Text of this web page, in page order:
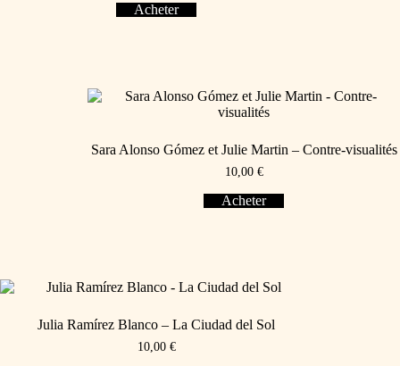
Acheter
Sara Alonso Gómez et Julie Martin – Contre-visualités
10,00 €
Acheter
Julia Ramírez Blanco – La Ciudad del Sol
10,00 €